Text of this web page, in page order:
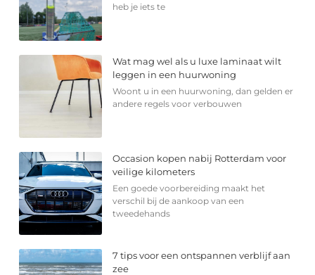
heb je iets te
Wat mag wel als u luxe laminaat wilt
leggen in een huurwoning
Woont u in een huurwoning, dan gelden er
andere regels voor verbouwen
Occasion kopen nabij Rotterdam voor
veilige kilometers
Een goede voorbereiding maakt het
verschil bij de aankoop van een
tweedehands
7 tips voor een ontspannen verblijf aan
zee